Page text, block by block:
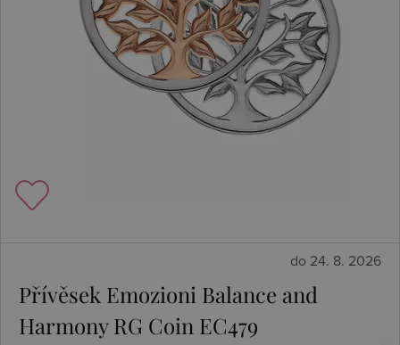
do 24. 8. 2026
Přívěsek Emozioni Balance and
Harmony RG Coin EC479